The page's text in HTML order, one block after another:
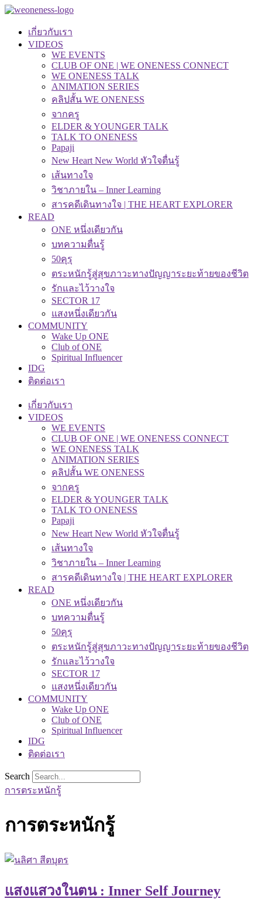
เกี่ยวกับเรา
VIDEOS
WE EVENTS
CLUB OF ONE | WE ONENESS CONNECT
WE ONENESS TALK
ANIMATION SERIES
คลิปสั้น WE ONENESS
จากครู
ELDER & YOUNGER TALK
TALK TO ONENESS
Papaji
New Heart New World หัวใจตื่นรู้
เส้นทางใจ
วิชาภายใน – Inner Learning
สารคดีเดินทางใจ | THE HEART EXPLORER
READ
ONE หนึ่งเดียวกัน
บทความตื่นรู้
50คุรุ
ตระหนักรู้สู่สุขภาวะทางปัญญาระยะท้ายของชีวิต
รักและไว้วางใจ
SECTOR 17
แสงหนึ่งเดียวกัน
COMMUNITY
Wake Up ONE
Club of ONE
Spiritual Influencer
IDG
ติดต่อเรา
เกี่ยวกับเรา
VIDEOS
WE EVENTS
CLUB OF ONE | WE ONENESS CONNECT
WE ONENESS TALK
ANIMATION SERIES
คลิปสั้น WE ONENESS
จากครู
ELDER & YOUNGER TALK
TALK TO ONENESS
Papaji
New Heart New World หัวใจตื่นรู้
เส้นทางใจ
วิชาภายใน – Inner Learning
สารคดีเดินทางใจ | THE HEART EXPLORER
READ
ONE หนึ่งเดียวกัน
บทความตื่นรู้
50คุรุ
ตระหนักรู้สู่สุขภาวะทางปัญญาระยะท้ายของชีวิต
รักและไว้วางใจ
SECTOR 17
แสงหนึ่งเดียวกัน
COMMUNITY
Wake Up ONE
Club of ONE
Spiritual Influencer
IDG
ติดต่อเรา
Search
การตระหนักรู้
การตระหนักรู้
แสงแสวงในตน : Inner Self Journey